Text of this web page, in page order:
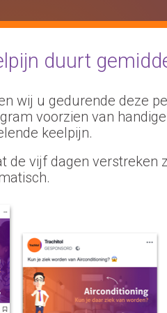
gebruik je
duurt
wij u gedurende deze
voorzien van
keelpijn.
de vijf dagen verstreken